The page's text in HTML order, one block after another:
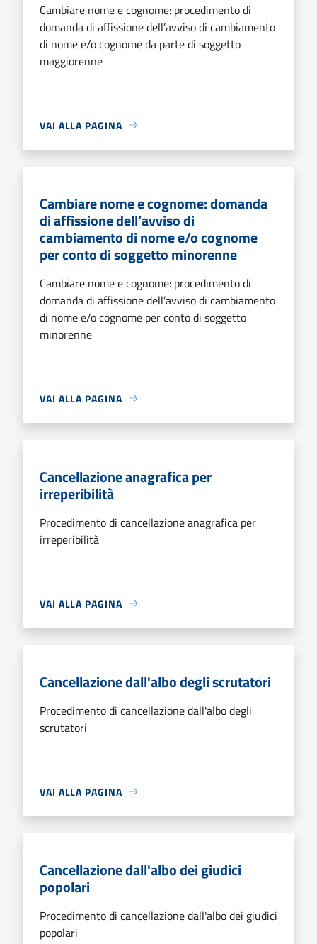
Cambiare nome e cognome: procedimento di
domanda di affissione dell’avviso di cambiamento
di nome e/o cognome da parte di soggetto
maggiorenne
VAI ALLA PAGINA
Cambiare nome e cognome: domanda
di affissione dell’avviso di
cambiamento di nome e/o cognome
per conto di soggetto minorenne
Cambiare nome e cognome: procedimento di
domanda di affissione dell’avviso di cambiamento
di nome e/o cognome per conto di soggetto
minorenne
VAI ALLA PAGINA
Cancellazione anagrafica per
irreperibilità
Procedimento di cancellazione anagrafica per
irreperibilità
VAI ALLA PAGINA
Cancellazione dall'albo degli scrutatori
Procedimento di cancellazione dall'albo degli
scrutatori
VAI ALLA PAGINA
Cancellazione dall'albo dei giudici
popolari
Procedimento di cancellazione dall'albo dei giudici
popolari